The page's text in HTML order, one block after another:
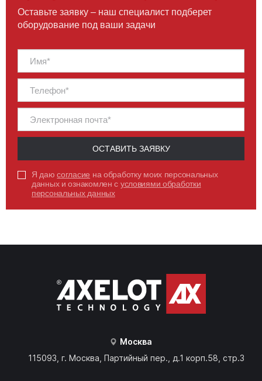
Оставьте заявку – наш специалист подберет
оборудование под ваши задачи
ОСТАВИТЬ ЗАЯВКУ
Я даюсогласие на обработку моих персональных
данных и ознакомлен с условиями обработки
персональных данных
Москва
115093, г. Москва, Партийный пер., д.1 корп.58, стр.3